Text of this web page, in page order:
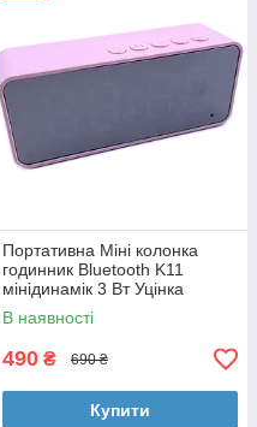
Портативна Міні колонка
годинник Bluetooth K11
мінідинамік 3 Вт Уцінка
В наявності
490 ₴ 690 ₴
Купити